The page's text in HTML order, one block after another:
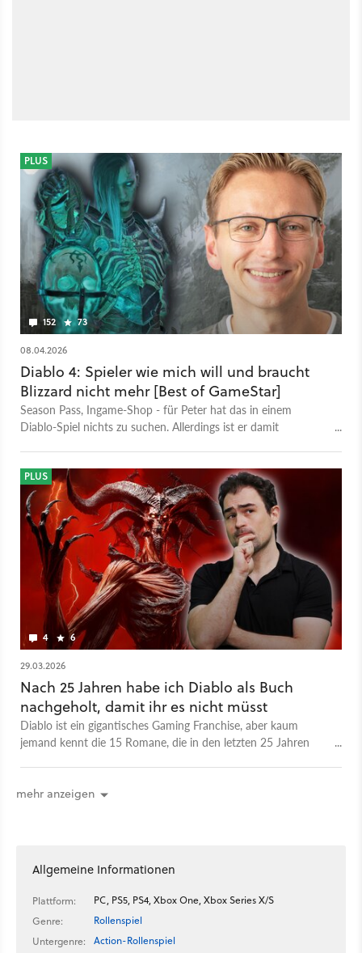
152 73
PLUS
08.04.2026
Diablo 4: Spieler wie mich will und braucht
Blizzard nicht mehr [Best of GameStar]
Season Pass, Ingame-Shop - für Peter hat das in einem
Diablo-Spiel nichts zu suchen. Allerdings ist er damit
4 6
PLUS
29.03.2026
Nach 25 Jahren habe ich Diablo als Buch
nachgeholt, damit ihr es nicht müsst
Diablo ist ein gigantisches Gaming Franchise, aber kaum
jemand kennt die 15 Romane, die in den letzten 25 Jahren
mehr anzeigen
Allgemeine Informationen
Plattform:
PC, PS5, PS4, Xbox One, Xbox Series X/S
Genre:
Rollenspiel
Untergenre:
Action-Rollenspiel